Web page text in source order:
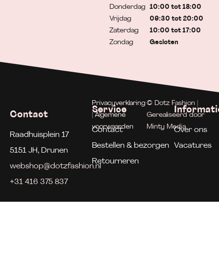
Donderdag
Vrijdag
Zaterdag
Zondag
10:00 tot 18:00
09:30 tot 20:00
10:00 tot 17:00
Gesloten
Contact
Raadhuisplein 17
5151 JH, Drunen
webshop@dotzfashion.nl
+31 416 375 837
Service
Contact
Bestellen & bezorgen
Retourneren
Over ons
Vacatures
Privacyverklaring
| Algemene
voorwaarden
© Dotz Fashion |
Gerealiseerd door
Minty Media